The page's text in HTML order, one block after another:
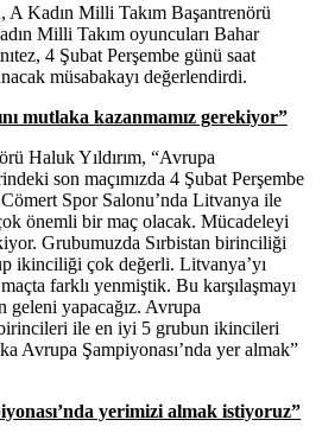
A Kadın Milli Takım Başantrenörü
Milli Takım oyuncuları Bahar
4 Şubat Perşembe günü saat
müsabakayı değerlendirdi.
mutlaka kazanmamız gerekiyor”
Haluk Yıldırım, “Avrupa
son maçımızda 4 Şubat Perşembe
Spor Salonu’nda Litvanya ile
önemli bir maç olacak. Mücadeleyi
Grubumuzda Sırbistan birinciliği
ikinciliği çok değerli. Litvanya’yı
farklı yenmiştik. Bu karşılaşmayı
geleni yapacağız. Avrupa
birincileri ile en iyi 5 grubun ikincileri
Avrupa Şampiyonası’nda yer almak”
yerimizi almak istiyoruz”